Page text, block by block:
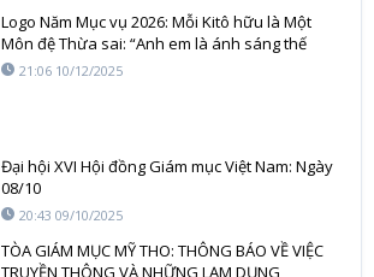
Logo Năm Mục vụ 2026: Mỗi Kitô hữu là Một
Môn đệ Thừa sai: “Anh em là ánh sáng thế
gian” (Mt 5,14)
21:06 10/12/2025
Đại hội XVI Hội đồng Giám mục Việt Nam: Ngày
08/10
20:43 09/10/2025
TÒA GIÁM MỤC MỸ THO: THÔNG BÁO VỀ VIỆC
TRUYỀN THÔNG VÀ NHỮNG LẠM DỤNG